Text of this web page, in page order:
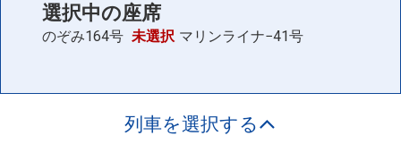
選択中の座席
のぞみ164号 未選択 マリンライナ−41号
列車を選択する